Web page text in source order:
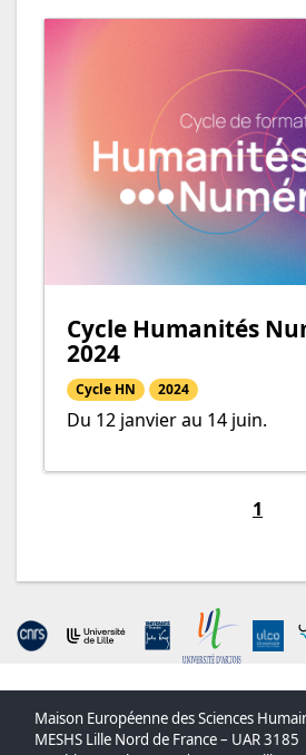
Cycle Humanités
2024
Cycle HN 2024
Du 12 janvier au 14 juin.
1
Maison Européenne des Sciences
MESHS Lille Nord de France – UAR 3185